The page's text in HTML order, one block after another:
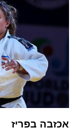
אכזבה בפריז